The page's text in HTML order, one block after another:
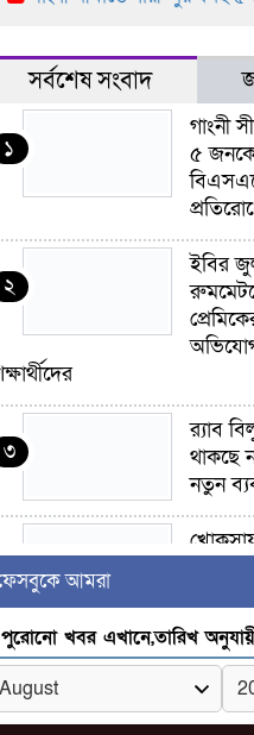
সর্বশেষ সংবাদ
১
গাংনী
৫ জনকে
২
ইবির
৩
র‍্যাব
থাকছে
নতুন
৪
৫
আমরা
পুরোনো খবর এখানে,তারিখ